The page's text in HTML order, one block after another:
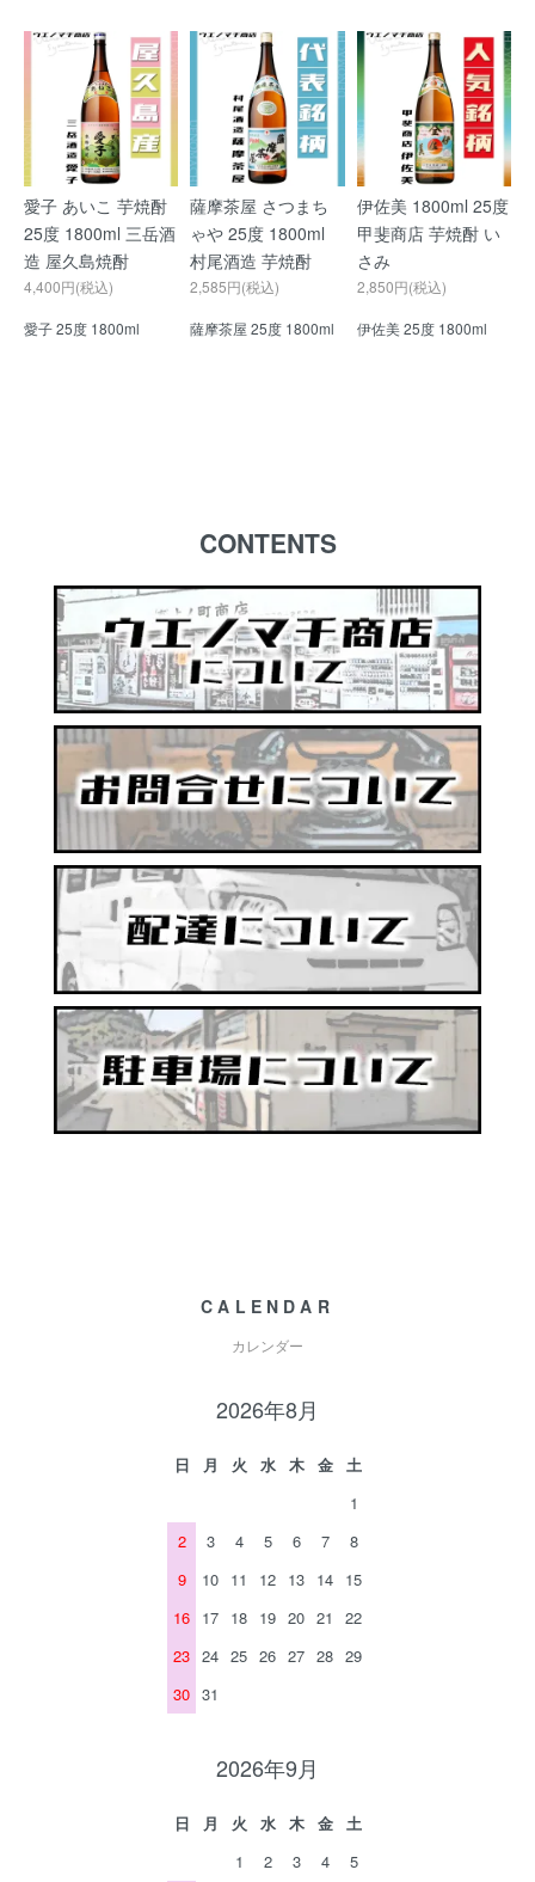
愛子 あいこ 芋焼酎
25度 1800ml 三岳酒
造 屋久島焼酎
4,400円(税込)
愛子 25度 1800ml
薩摩茶屋 さつまち
ゃや 25度 1800ml
村尾酒造 芋焼酎
2,585円(税込)
薩摩茶屋 25度 1800ml
伊佐美 1800ml 25度
甲斐商店 芋焼酎 い
さみ
2,850円(税込)
伊佐美 25度 1800ml
CONTENTS
CALENDAR
カレンダー
2026年8月
日 月 火 水 木 金
土
1
2
3 4 5 6 7
8
9
10 11 12 13 14 15
16 17 18 19 20 21
22
23 24 25 26 27 28 29
30 31
2026年9月
日 月 火 水 木 金
土
1
2 3 4
5